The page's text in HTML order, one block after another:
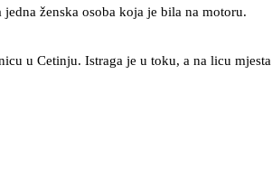
ženska osoba koja je bila na motoru.
u Cetinju. Istraga je u toku, a na licu